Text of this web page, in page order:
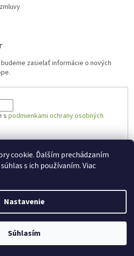
cookie. Ďalším prechádzaním
s ich používaním. Viac
Nastavenie
Súhlasím
zasielať informácie o nových
s podmienkami ochrany osobných
Vytvoril Shoptet
. Všetky práva vyhradené.